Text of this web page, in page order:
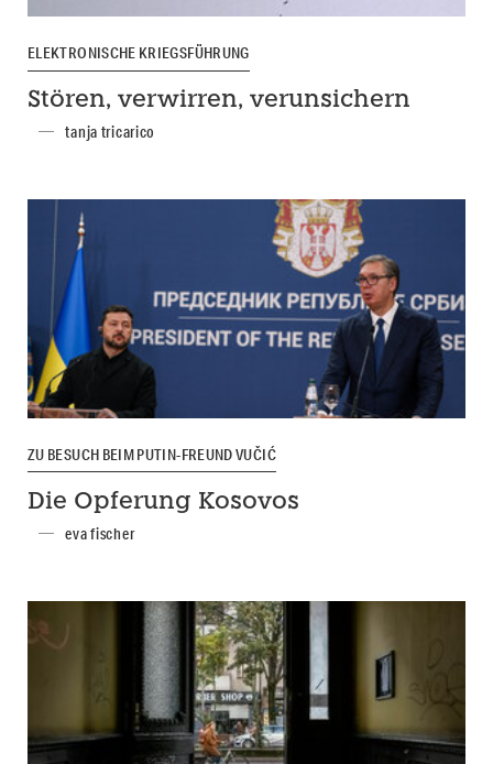
ELEKTRONISCHE KRIEGSFÜHRUNG
Stören, verwirren, verunsichern
tanja tricarico
ZU BESUCH BEIM PUTIN-FREUND VUČIĆ
Die Opferung Kosovos
eva fischer